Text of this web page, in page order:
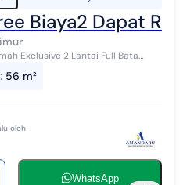
Biaya2 Dapat
Exclusive 2 Lantai Full Bata
*DP 5 Jt All In, bisa
: 56 m²
oleh
WhatsApp